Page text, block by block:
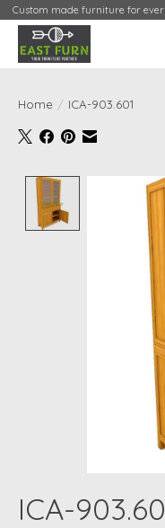
Custom made furniture for
Home / ICA-903.601
Product
ICA-